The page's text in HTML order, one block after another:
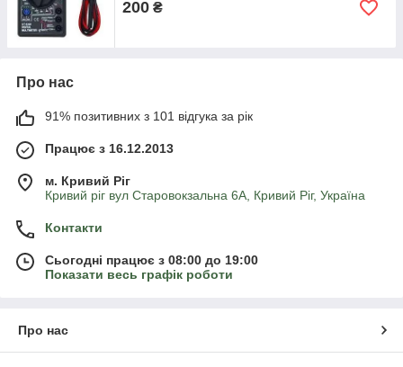
200 ₴
Про нас
91% позитивних з 101 відгука за рік
Працює з 16.12.2013
м. Кривий Ріг
Кривий ріг вул Старовокзальна 6А, Кривий Ріг, Україна
Контакти
Сьогодні працює з 08:00 до 19:00
Показати весь графік роботи
Про нас